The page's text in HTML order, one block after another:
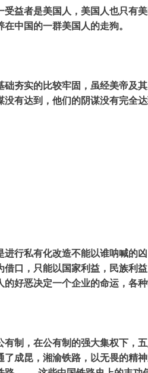
受益者是美国人，美国人也只有
中国的一群美国人的走狗。
夯实的比较牢固，虽经美帝及
有达到，他们的阴谋没有完全达
进行私有化改造不能以谁呐喊的
口，只能以国家利益，民族利
好恶决定一个企业的命运，各
有制，在公有制的强大集权下，
成昆，湘渝铁路，以无畏的精